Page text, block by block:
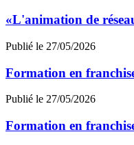
«L'animation de
Publié le 27/05/2026
Formation en
Publié le 27/05/2026
Formation en